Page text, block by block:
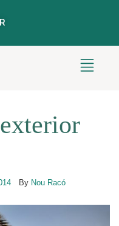
Autor:
By Nou Racó